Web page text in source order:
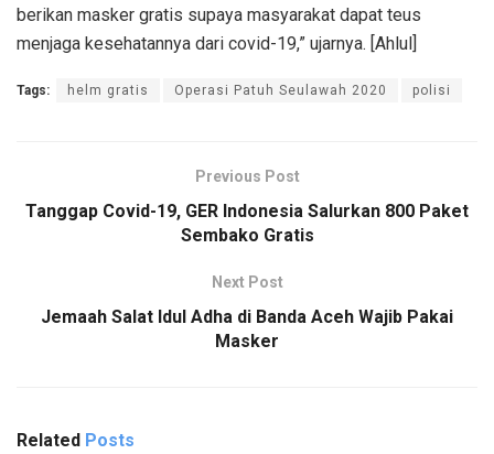
berikan masker gratis supaya masyarakat dapat teus
menjaga kesehatannya dari covid-19,” ujarnya. [Ahlul]
Tags: helm gratis Operasi Patuh Seulawah 2020 polisi
Previous Post
Tanggap Covid-19, GER Indonesia Salurkan 800 Paket
Sembako Gratis
Next Post
Jemaah Salat Idul Adha di Banda Aceh Wajib Pakai
Masker
Related Posts